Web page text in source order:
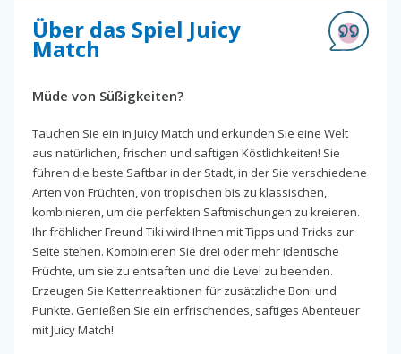
Über das Spiel Juicy
Match
Müde von Süßigkeiten?
Tauchen Sie ein in Juicy Match und erkunden Sie eine Welt
aus natürlichen, frischen und saftigen Köstlichkeiten! Sie
führen die beste Saftbar in der Stadt, in der Sie verschiedene
Arten von Früchten, von tropischen bis zu klassischen,
kombinieren, um die perfekten Saftmischungen zu kreieren.
Ihr fröhlicher Freund Tiki wird Ihnen mit Tipps und Tricks zur
Seite stehen. Kombinieren Sie drei oder mehr identische
Früchte, um sie zu entsaften und die Level zu beenden.
Erzeugen Sie Kettenreaktionen für zusätzliche Boni und
Punkte. Genießen Sie ein erfrischendes, saftiges Abenteuer
mit Juicy Match!